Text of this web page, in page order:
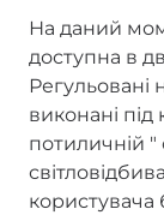
На даний
доступна в
Регульовані
виконані під
потиличній "